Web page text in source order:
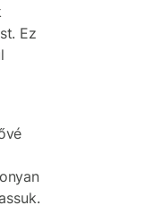
Ez